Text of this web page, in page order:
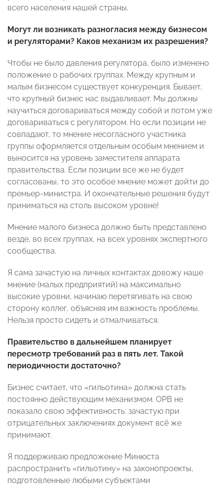
всего населения нашей страны.
Могут ли возникать разногласия между бизнесом
и регуляторами? Каков механизм их разрешения?
Чтобы не было давления регулятора, было изменено
положение о рабочих группах. Между крупным и
малым бизнесом существует конкуренция. Бывает,
что крупный бизнес нас выдавливает. Мы должны
научиться договариваться между собой и потом уже
договариваться с регулятором. Но если позиции не
совпадают, то мнение несогласного участника
группы оформляется отдельным особым мнением и
выносится на уровень заместителя аппарата
правительства. Если позиции все же не будет
согласованы, то это особое мнение может дойти до
премьер-министра. И окончательные решения будут
приниматься на столь высоком уровне!
Мнение малого бизнеса должно быть представлено
везде, во всех группах, на всех уровнях экспертного
сообщества.
Я сама зачастую на личных контактах довожу наше
мнение (малых предприятий) на максимально
высокие уровни, начинаю перетягивать на свою
сторону коллег, объясняя им важность проблемы.
Нельзя просто сидеть и отмалчиваться.
Правительство в дальнейшем планирует
пересмотр требований раз в пять лет. Такой
периодичности достаточно?
Бизнес считает, что «гильотина» должна стать
постоянно действующим механизмом. ОРВ не
показало свою эффективность: зачастую при
отрицательных заключениях документ всё же
принимают.
Я поддерживаю предложение Минюста
распространить «гильотину» на законопроекты,
подготовленные любыми субъектами